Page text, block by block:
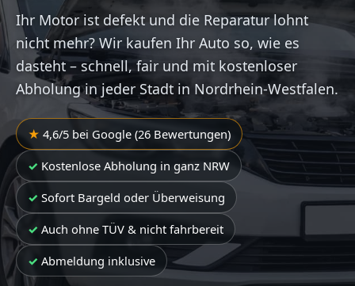
Ihr Motor ist defekt und die Reparatur lohnt
nicht mehr? Wir kaufen Ihr Auto so, wie es
dasteht – schnell, fair und mit kostenloser
Abholung in jeder Stadt in Nordrhein-Westfalen.
4,6/5 bei Google (26 Bewertungen)
Kostenlose Abholung in ganz NRW
Sofort Bargeld oder Überweisung
Auch ohne TÜV & nicht fahrbereit
Abmeldung inklusive